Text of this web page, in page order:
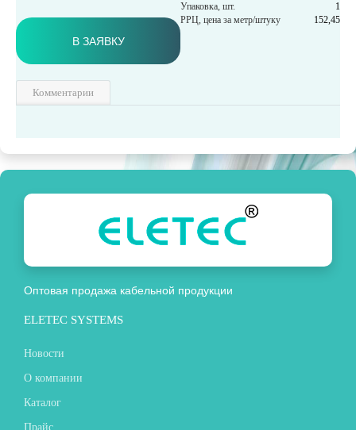
В ЗАЯВКУ
Упаковка, шт.
1
РРЦ, цена за метр/штуку
152,45
Комментарии
Оптовая продажа кабельной продукции
ELETEC SYSTEMS
Новости
О компании
Каталог
Прайс